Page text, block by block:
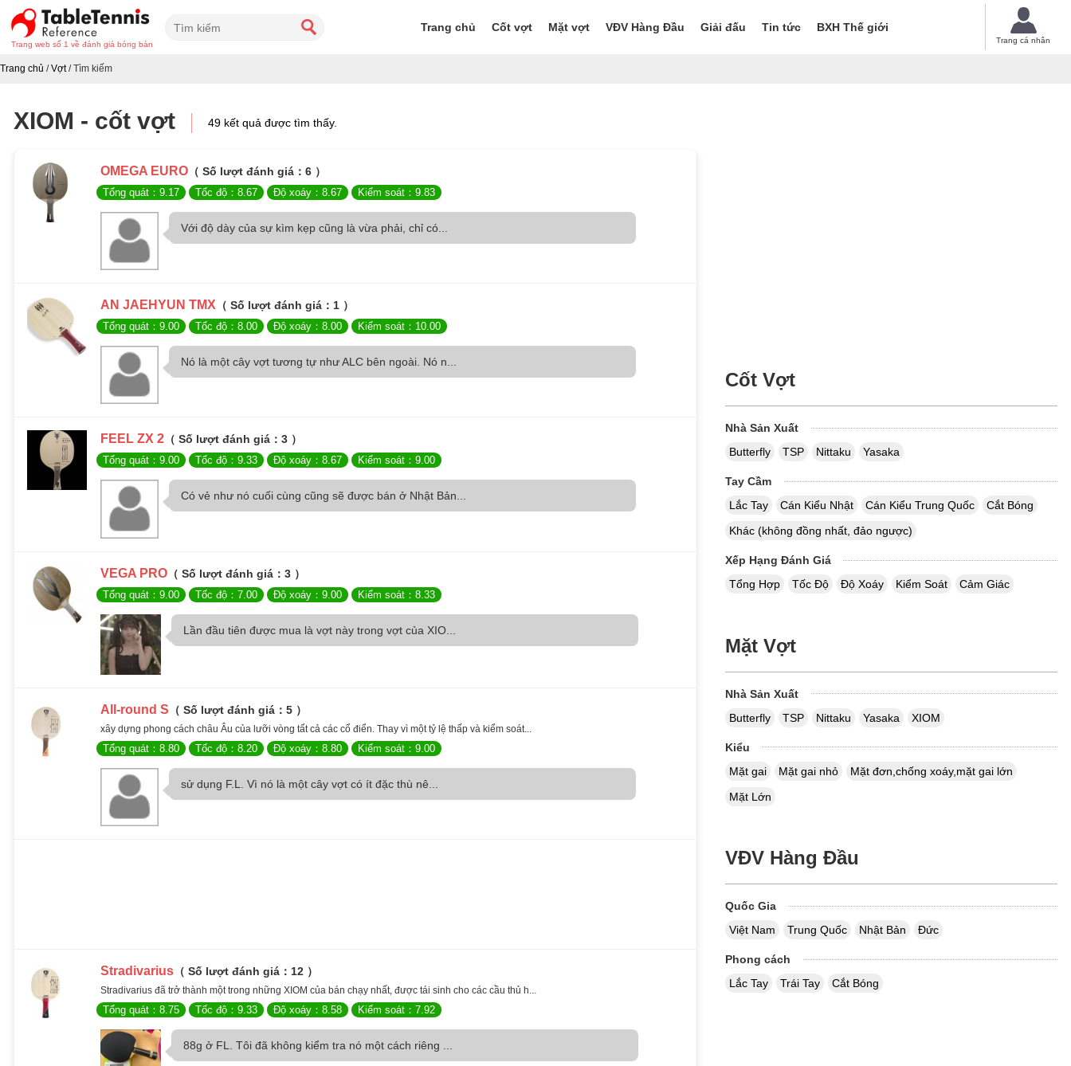
Trang web số 1 về đánh giá bóng bàn
Trang chủ Cốt vợt Mặt vợt VĐV Hàng Đầu Giải đấu Tin tức BXH Thế giới
Trang cá nhân
Trang chủ /Vợt/Tìm kiếm
XIOM - cốt vợt 49 kết quả được tìm thấy.
OMEGA EURO （ Số lượt đánh giá：6 ）
Tổng quát：9.17 Tốc độ：8.67 Độ xoáy：8.67 Kiểm soát：9.83
Với độ dày của sự kìm kẹp cũng là vừa phải, chỉ có...
AN JAEHYUN TMX （ Số lượt đánh giá：1 ）
Tổng quát：9.00 Tốc độ：8.00 Độ xoáy：8.00 Kiểm soát：10.00
Nó là một cây vợt tương tự như ALC bên ngoài. Nó n...
FEEL ZX 2 （ Số lượt đánh giá：3 ）
Tổng quát：9.00 Tốc độ：9.33 Độ xoáy：8.67 Kiểm soát：9.00
Có vẻ như nó cuối cùng cũng sẽ được bán ở Nhật Bản...
VEGA PRO （ Số lượt đánh giá：3 ）
Tổng quát：9.00 Tốc độ：7.00 Độ xoáy：9.00 Kiểm soát：8.33
Lần đầu tiên được mua là vợt này trong vợt của XIO...
All-round S （ Số lượt đánh giá：5 ）
xây dựng phong cách châu Âu của lưỡi vòng tất cả các cổ điển. Thay vì một tỷ lệ thấp và kiểm soát...
Tổng quát：8.80 Tốc độ：8.20 Độ xoáy：8.80 Kiểm soát：9.00
sử dụng F.L. Vì nó là một cây vợt có ít đặc thù nê...
Stradivarius （ Số lượt đánh giá：12 ）
Stradivarius đã trở thành một trong những XIOM của bán chạy nhất, được tái sinh cho các cầu thủ h...
Tổng quát：8.75 Tốc độ：9.33 Độ xoáy：8.58 Kiểm soát：7.92
88g ở FL. Tôi đã không kiểm tra nó một cách riêng ...
Cốt Vợt
Nhà Sản Xuất
Butterfly
TSP Nittaku Yasaka
Tay Cầm
Lắc Tay
Cán Kiểu Nhật Cán Kiểu Trung Quốc
Cắt Bóng
Khác (không đồng nhất, đảo ngược)
Xếp Hạng Đánh Giá
Tổng Hợp
Tốc Độ Độ Xoáy Kiểm Soát Cảm Giác
Mặt Vợt
Nhà Sản Xuất
Butterfly
TSP Nittaku Yasaka XIOM
Kiểu
Mặt gai
Mặt gai nhỏ
Mặt đơn,chống xoáy,mặt gai lớn
Mặt Lớn
VĐV Hàng Đầu
Quốc Gia
Việt Nam
Trung Quốc Nhật Bản Đức
Phong cách
Lắc Tay
Trái Tay Cắt Bóng